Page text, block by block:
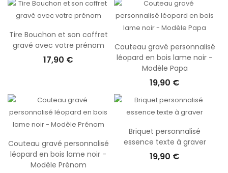
Tire Bouchon et son coffret
gravé avec votre prénom
17,90 €
Couteau gravé personnalisé
léopard en bois lame noir -
Modèle Papa
19,90 €
Couteau gravé personnalisé
léopard en bois lame noir -
Modèle Prénom
Briquet personnalisé
essence texte à graver
19,90 €